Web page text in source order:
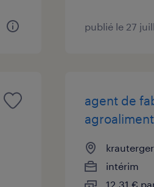
publié le 27
agent de
intérim
12,31 €